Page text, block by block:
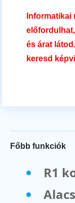
és árat
keresd
Főbb funkciók
R1